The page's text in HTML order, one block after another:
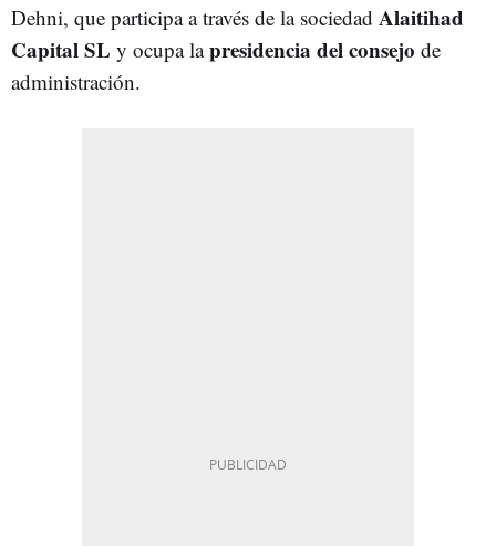
Dehni, que participa a través de la sociedad Alaitihad
Capital SL y ocupa lapresidencia del consejo de
administración.